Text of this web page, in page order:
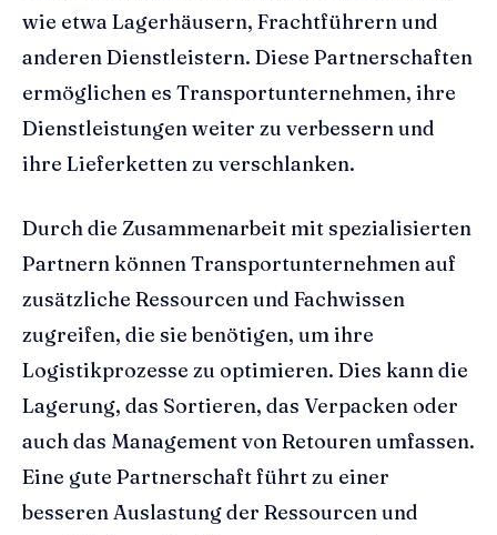
wie etwa Lagerhäusern, Frachtführern und
anderen Dienstleistern. Diese Partnerschaften
ermöglichen es Transportunternehmen, ihre
Dienstleistungen weiter zu verbessern und
ihre Lieferketten zu verschlanken.
Durch die Zusammenarbeit mit spezialisierten
Partnern können Transportunternehmen auf
zusätzliche Ressourcen und Fachwissen
zugreifen, die sie benötigen, um ihre
Logistikprozesse zu optimieren. Dies kann die
Lagerung, das Sortieren, das Verpacken oder
auch das Management von Retouren umfassen.
Eine gute Partnerschaft führt zu einer
besseren Auslastung der Ressourcen und